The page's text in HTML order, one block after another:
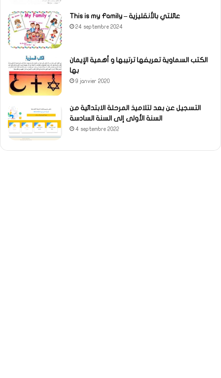
This is my Family – عائلتي بالأنقليزية
24 septembre 2024
الكتب السماوية تعريفها ترتيبها و أهمية الإيمان
بها
9 janvier 2020
التسجيل عن بعد لتلاميذ المرحلة الابتدائية من
السنة الأولى إلى السنة السادسة
4 septembre 2022